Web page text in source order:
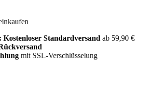
Kostenloser Standardversand ab 59,90 €
mit SSL-Verschlüsselung